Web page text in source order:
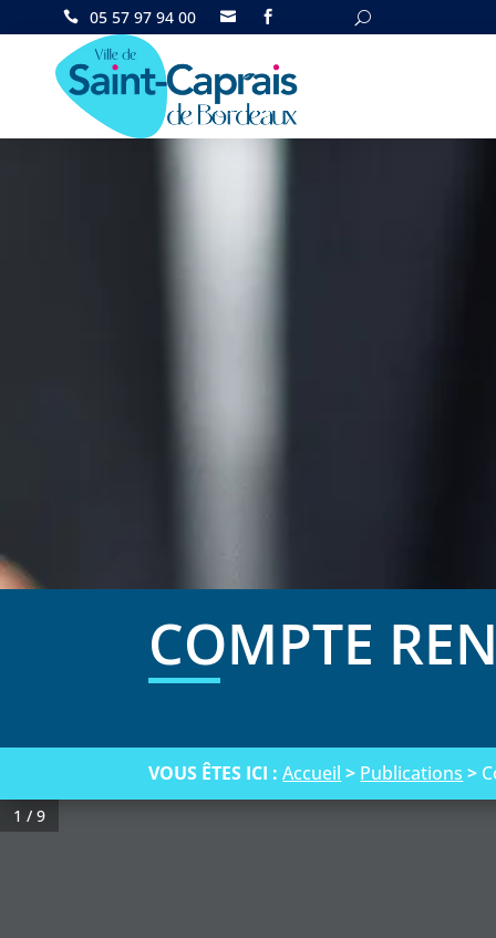
05 57 97 94 00  
COMPTE
VOUS ÊTES ICI :Accueil > Publications >
1 / 9